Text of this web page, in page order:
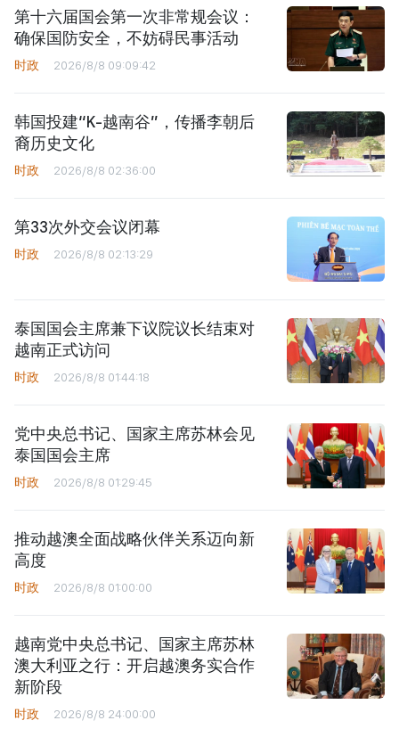
第十六届国会第一次非常规会议：
确保国防安全，不妨碍民事活动
时政 2026/8/8 09:09:42
韩国投建“K-越南谷”，传播李朝后
裔历史文化
时政 2026/8/8 02:36:00
第33次外交会议闭幕
时政 2026/8/8 02:13:29
泰国国会主席兼下议院议长结束对
越南正式访问
时政 2026/8/8 01:44:18
党中央总书记、国家主席苏林会见
泰国国会主席
时政 2026/8/8 01:29:45
推动越澳全面战略伙伴关系迈向新
高度
时政 2026/8/8 01:00:00
越南党中央总书记、国家主席苏林
澳大利亚之行：开启越澳务实合作
新阶段
时政 2026/8/8 24:00:00